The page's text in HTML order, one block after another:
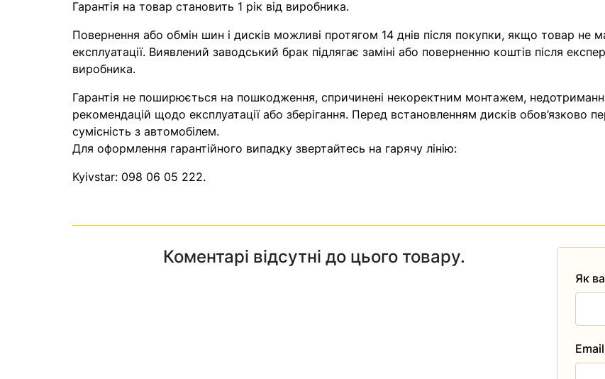
Гарантія на товар становить 1 рік від виробника.
Повернення або обмін шин і дисків можливі протягом 14 днів після покупки, якщо товар не
експлуатації. Виявлений заводський брак підлягає заміні або поверненню коштів після
виробника.
Гарантія не поширюється на пошкодження, спричинені некоректним монтажем,
рекомендацій щодо експлуатації або зберігання. Перед встановленням дисків обов’язково
сумісність з автомобілем.
Для оформлення гарантійного випадку звертайтесь на гарячу лінію:
Kyivstar: 098 06 05 222.
Коментарі відсутні до цього товару.
Як
Email